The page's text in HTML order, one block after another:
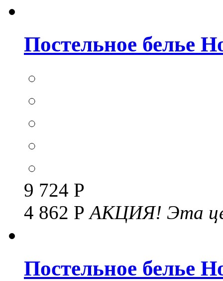
Постельное белье
9 724 Р
4 862 РАКЦИЯ! Эта
Постельное белье